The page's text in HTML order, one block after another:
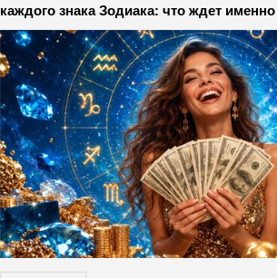
каждого знака Зодиака: что ждет